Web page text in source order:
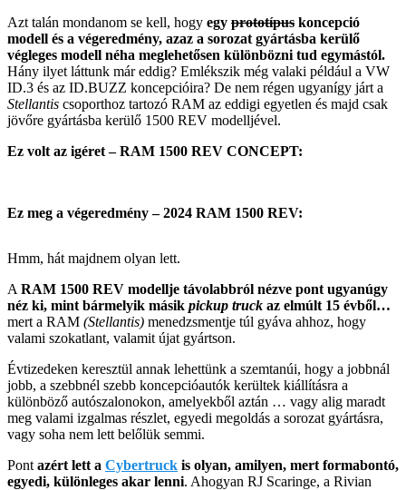
Azt talán mondanom se kell, hogy egy prototípus koncepció
modell és a végeredmény, azaz a sorozat gyártásba kerülő
végleges modell néha meglehetősen különbözni tud egymástól.
Hány ilyet láttunk már eddig? Emlékszik még valaki például a VW
ID.3 és az ID.BUZZ koncepcióira? De nem régen ugyanígy járt a
Stellantis csoporthoz tartozó RAM az eddigi egyetlen és majd csak
jövőre gyártásba kerülő 1500 REV modelljével.
Ez volt az igéret – RAM 1500 REV CONCEPT:
Ez meg a végeredmény – 2024 RAM 1500 REV:
Hmm, hát majdnem olyan lett.
A RAM 1500 REV modellje távolabbról nézve pont ugyanúgy
néz ki, mint bármelyik másik pickup truck az elmúlt 15 évből…
mert a RAM (Stellantis) menedzsmentje túl gyáva ahhoz, hogy
valami szokatlant, valamit újat gyártson.
Évtizedeken keresztül annak lehettünk a szemtanúi, hogy a jobbnál
jobb, a szebbnél szebb koncepcióautók kerültek kiállításra a
különböző autószalonokon, amelyekből aztán … vagy alig maradt
meg valami izgalmas részlet, egyedi megoldás a sorozat gyártásra,
vagy soha nem lett belőlük semmi.
Pont azért lett a Cybertruck is olyan, amilyen, mert formabontó,
egyedi, különleges akar lenni. Ahogyan RJ Scaringe, a Rivian